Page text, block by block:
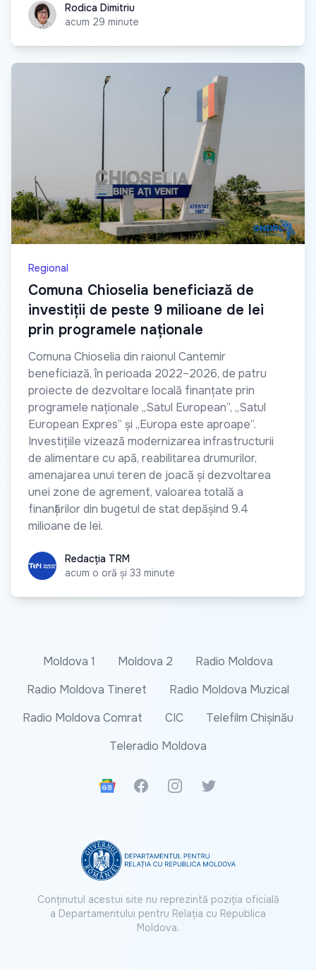
Rodica Dimitriu
Rodica Dimitriu
acum 29 minute
Regional
Comuna Chioselia beneficiază de
investiții de peste 9 milioane de lei
prin programele naționale
Comuna Chioselia din raionul Cantemir
beneficiază, în perioada 2022–2026, de patru
proiecte de dezvoltare locală finanțate prin
programele naționale „Satul European”, „Satul
European Expres” și „Europa este aproape”.
Investițiile vizează modernizarea infrastructurii
de alimentare cu apă, reabilitarea drumurilor,
amenajarea unui teren de joacă și dezvoltarea
unei zone de agrement, valoarea totală a
finanțărilor din bugetul de stat depășind 9.4
milioane de lei.
Redacția TRM
Redacția TRM
acum o oră și 33 minute
Moldova 1 Moldova 2
Radio Moldova
Radio Moldova Tineret
Radio Moldova Muzical
Radio Moldova Comrat
CIC
Telefilm Chișinău
Teleradio Moldova
Google News
FacebookInstagramTwitter
Conținutul acestui site nu reprezintă poziția oficială
a Departamentului pentru Relația cu Republica
Moldova.